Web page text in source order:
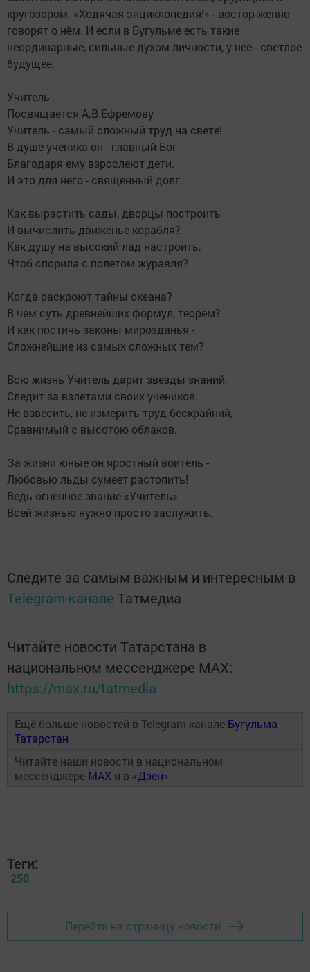
кругозором. «Ходячая энциклопедия!» - востор-женно
говорят о нём. И если в Бугульме есть такие
неординарные, сильные духом личности, у неё - светлое
будущее.
Учитель
Посвящается А.В.Ефремову
Учитель - самый сложный труд на свете!
В душе ученика он - главный Бог.
Благодаря ему взрослеют дети.
И это для него - священный долг.
Как вырастить сады, дворцы построить
И вычислить движенье корабля?
Как душу на высокий лад настроить,
Чтоб спорила с полетом журавля?
Когда раскроют тайны океана?
В чем суть древнейших формул, теорем?
И как постичь законы мирозданья -
Сложнейшие из самых сложных тем?
Всю жизнь Учитель дарит звезды знаний,
Следит за взлетами своих учеников.
Не взвесить, не измерить труд бескрайний,
Сравнимый с высотою облаков.
За жизни юные он яростный воитель -
Любовью льды сумеет растопить!
Ведь огненное звание «Учитель»
Всей жизнью нужно просто заслужить.
Следите за самым важным и интересным в
Telegram-канале Татмедиа
Читайте новости Татарстана в
национальном мессенджере MАХ:
https://max.ru/tatmedia
Ещё больше новостей в Telegram-канале Бугульма
Татарстан
Читайте наши новости в национальном
мессенджере MAX и в «Дзен»
Теги:
250
Перейти на страницу новости